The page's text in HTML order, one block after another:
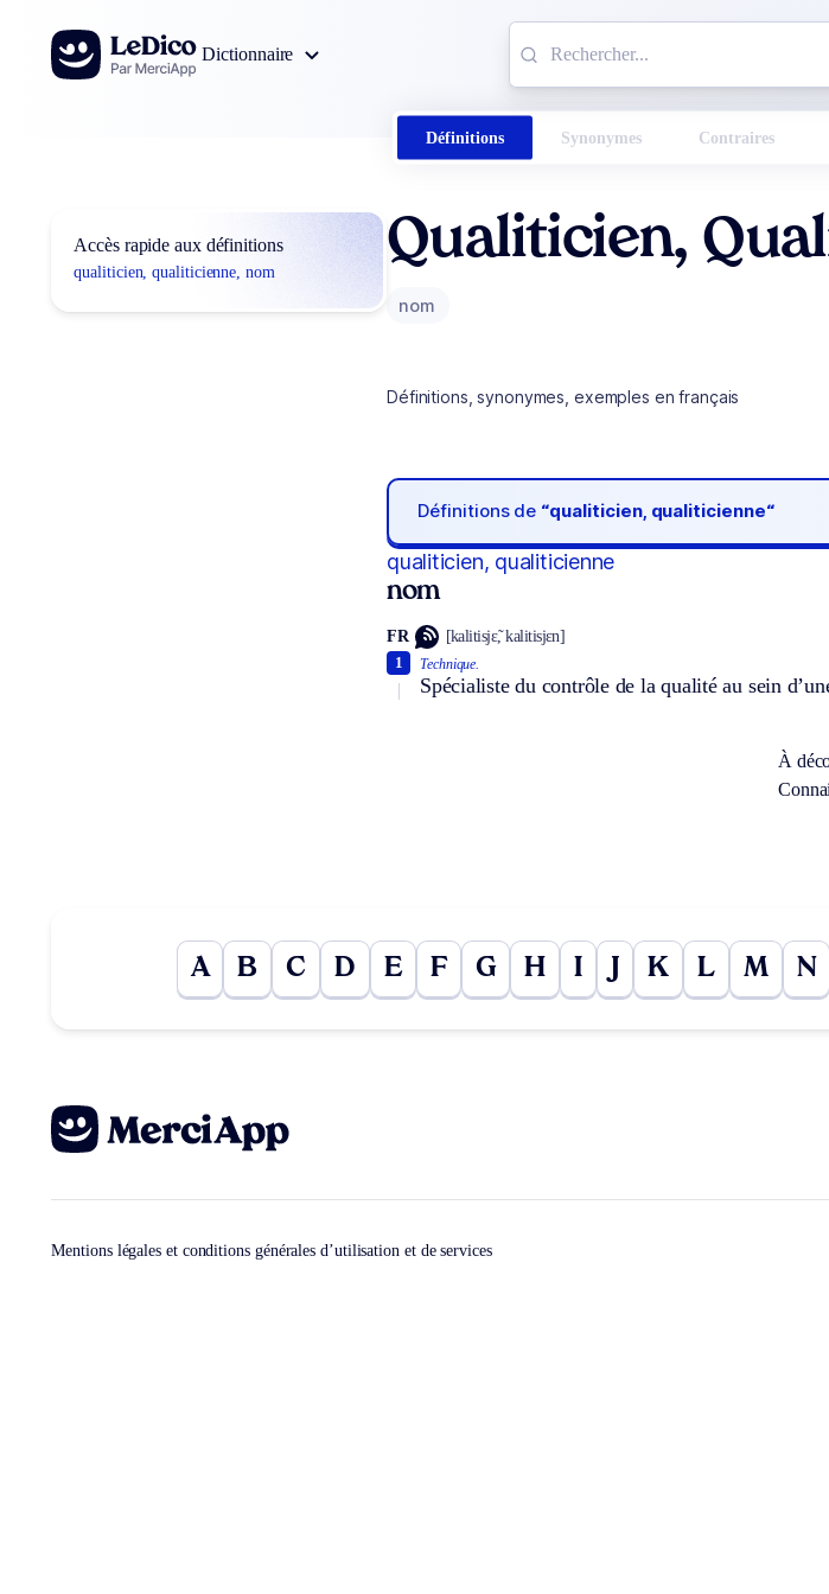
Aller au contenu
Dictionnaire
Définitions Synonymes Contraires
Accès rapide aux définitions
qualiticien, qualiticienne, nom
Qualiticien,
nom
Définitions, synonymes, exemples en français
Définitions de “qualiticien, qualiticienne“
qualiticien, qualiticienne
nom
FR [kalitisjɛ̃, kalitisjɛn]
Technique.
Spécialiste du contrôle de la qualité au sein
1
À
A B C D E F G H I K L M N
Mentions légales et conditions générales d’utilisation et de services